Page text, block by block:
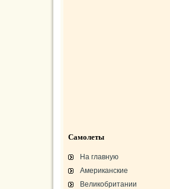
Самолеты
На главную
Американские
Великобритании